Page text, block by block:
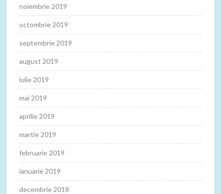
noiembrie 2019
octombrie 2019
septembrie 2019
august 2019
iulie 2019
mai 2019
aprilie 2019
martie 2019
februarie 2019
ianuarie 2019
decembrie 2018